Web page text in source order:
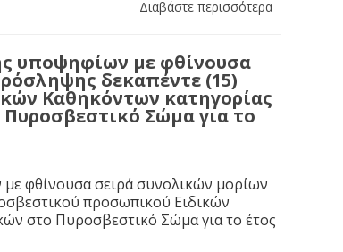
Διαβάστε περισσότερα
υποψηφίων με φθίνουσα
δεκαπέντε (15)
Καθηκόντων κατηγορίας
Σώμα για το
φθίνουσα σειρά συνολικών μορίων
προσωπικού Ειδικών
στο Πυροσβεστικό Σώμα για το έτος